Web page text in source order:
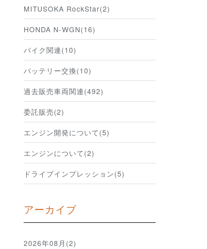
MITUSOKA RockStar(2)
HONDA N-WGN(16)
バイク関連(10)
バッテリー交換(10)
過去販売車両関連(492)
委託販売(2)
エンジン開発について(5)
エンジンについて(2)
ドライブインプレッション(5)
アーカイブ
2026年08月(2)